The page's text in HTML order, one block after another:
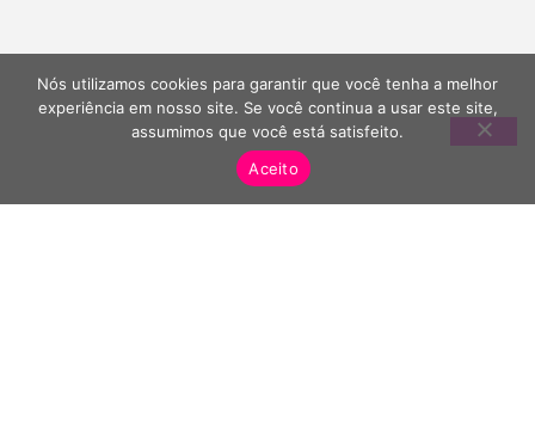
Nós utilizamos cookies para garantir que você tenha a melhor
experiência em nosso site. Se você continua a usar este site,
assumimos que você está satisfeito.
Aceito